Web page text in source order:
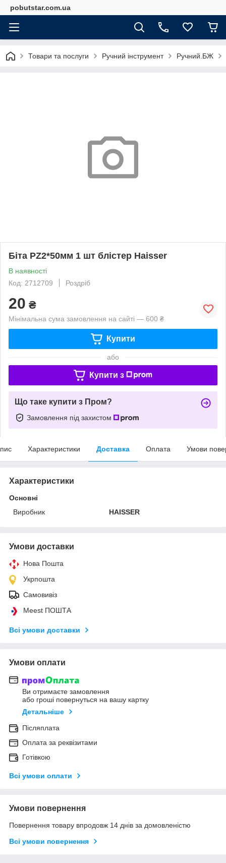
pobutstar.com.ua
Товари та послуги Ручний інструмент Ручний.БЖ
Біта PZ2*50мм 1 шт блістер Haisser
В наявності
Код: 2712709
Роздріб
20 ₴
Мінімальна сума замовлення на сайті — 600 ₴
Купити
або
Купити з
Що таке купити з Пром?
Замовлення під захистом
Характеристики Доставка Оплата Умови
Характеристики
Основні
Виробник
HAISSER
Умови доставки
Нова Пошта
Укрпошта
Самовивіз
Meest ПОШТА
Всі умови доставки
Умови оплати
Ви отримаєте замовлення
або гроші повернуться на вашу картку
Детальніше
Післяплата
Оплата за реквізитами
Готівкою
Всі умови оплати
Умови повернення
Повернення товару впродовж 14 днів за домовленістю
Всі умови повернення